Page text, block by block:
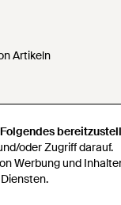
oder Zugriff darauf.
Werbung und
Artikeln
nicht verkaufen